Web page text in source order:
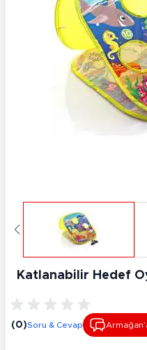
Katlanabilir Hedef
(0)Soru & Cevap